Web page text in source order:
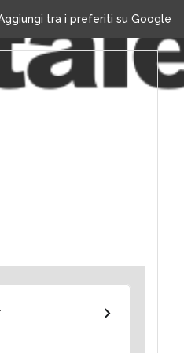
tra i preferiti su Google